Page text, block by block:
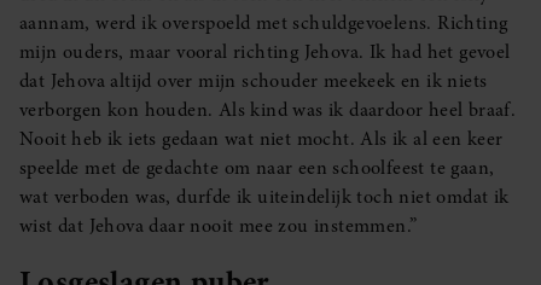
aannam, werd ik overspoeld met schuldgevoelens. Richting
mijn ouders, maar vooral richting Jehova. Ik had het gevoel
dat Jehova altijd over mijn schouder meekeek en ik niets
verborgen kon houden. Als kind was ik daardoor heel braaf.
Nooit heb ik iets gedaan wat niet mocht. Als ik al een keer
speelde met de gedachte om naar een schoolfeest te gaan,
wat verboden was, durfde ik uiteindelijk toch niet omdat ik
wist dat Jehova daar nooit mee zou instemmen.”